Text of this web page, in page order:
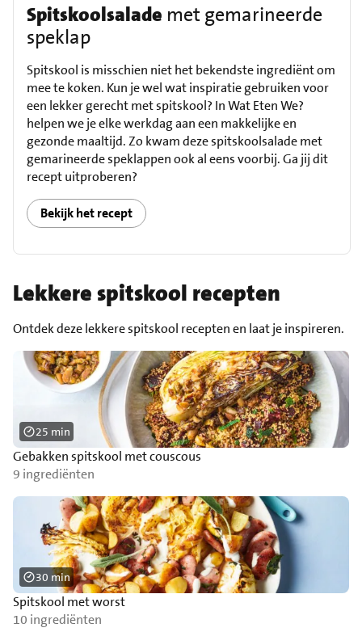
Spitskoolsalade met gemarineerde
speklap
Spitskool is misschien niet het bekendste ingrediënt om
mee te koken. Kun je wel wat inspiratie gebruiken voor
een lekker gerecht met spitskool? In Wat Eten We?
helpen we je elke werkdag aan een makkelijke en
gezonde maaltijd. Zo kwam deze spitskoolsalade met
gemarineerde speklappen ook al eens voorbij. Ga jij dit
recept uitproberen?
Bekijk het recept
Lekkere spitskool recepten
Ontdek deze lekkere spitskool recepten en laat je inspireren.
Gebakken spitskool met couscous
9 ingrediënten
25 min
Spitskool met worst
10 ingrediënten
30 min